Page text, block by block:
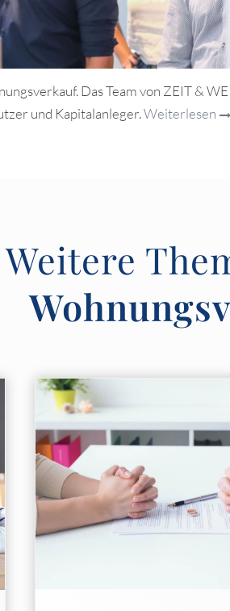
Das Team von ZEIT &
und Kapitalanleger.Weiterlesen
Weitere